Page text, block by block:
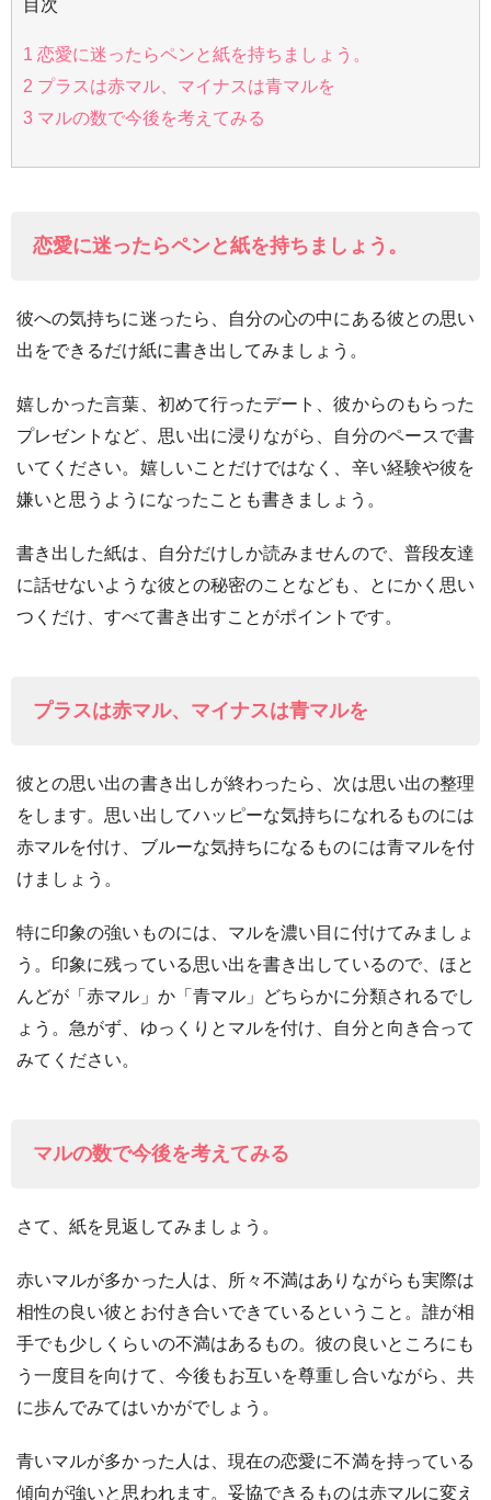
目次
1 恋愛に迷ったらペンと紙を持ちましょう。
2 プラスは赤マル、マイナスは青マルを
3 マルの数で今後を考えてみる
恋愛に迷ったらペンと紙を持ちましょう。
彼への気持ちに迷ったら、自分の心の中にある彼との思い
出をできるだけ紙に書き出してみましょう。
嬉しかった言葉、初めて行ったデート、彼からのもらった
プレゼントなど、思い出に浸りながら、自分のペースで書
いてください。嬉しいことだけではなく、辛い経験や彼を
嫌いと思うようになったことも書きましょう。
書き出した紙は、自分だけしか読みませんので、普段友達
に話せないような彼との秘密のことなども、とにかく思い
つくだけ、すべて書き出すことがポイントです。
プラスは赤マル、マイナスは青マルを
彼との思い出の書き出しが終わったら、次は思い出の整理
をします。思い出してハッピーな気持ちになれるものには
赤マルを付け、ブルーな気持ちになるものには青マルを付
けましょう。
特に印象の強いものには、マルを濃い目に付けてみましょ
う。印象に残っている思い出を書き出しているので、ほと
んどが「赤マル」か「青マル」どちらかに分類されるでし
ょう。急がず、ゆっくりとマルを付け、自分と向き合って
みてください。
マルの数で今後を考えてみる
さて、紙を見返してみましょう。
赤いマルが多かった人は、所々不満はありながらも実際は
相性の良い彼とお付き合いできているということ。誰が相
手でも少しくらいの不満はあるもの。彼の良いところにも
う一度目を向けて、今後もお互いを尊重し合いながら、共
に歩んでみてはいかがでしょう。
青いマルが多かった人は、現在の恋愛に不満を持っている
傾向が強いと思われます。妥協できるものは赤マルに変え